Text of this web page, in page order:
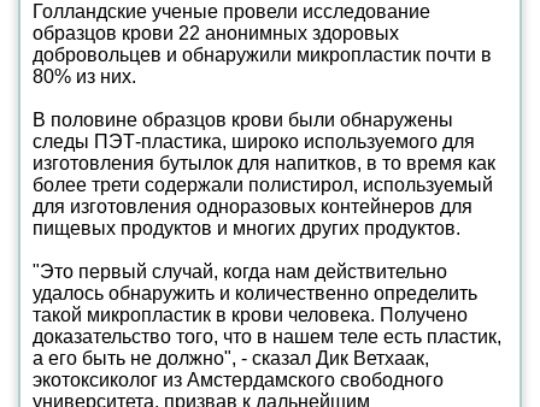
Голландские ученые провели исследование
образцов крови 22 анонимных здоровых
добровольцев и обнаружили микропластик почти в
80% из них.
В половине образцов крови были обнаружены
следы ПЭТ-пластика, широко используемого для
изготовления бутылок для напитков, в то время как
более трети содержали полистирол, используемый
для изготовления одноразовых контейнеров для
пищевых продуктов и многих других продуктов.
"Это первый случай, когда нам действительно
удалось обнаружить и количественно определить
такой микропластик в крови человека. Получено
доказательство того, что в нашем теле есть пластик,
а его быть не должно", - сказал Дик Ветхаак,
экотоксиколог из Амстердамского свободного
университета, призвав к дальнейшим